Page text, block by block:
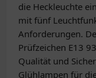
die Heckleuchte
mit fünf
Anforderungen.
Prüfzeichen E13
Qualität und
Glühlampen für